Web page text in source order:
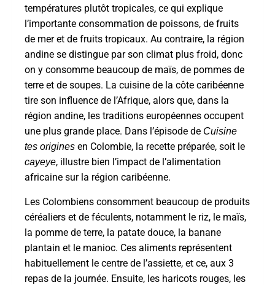
températures plutôt tropicales, ce qui explique
l’importante consommation de poissons, de fruits
de mer et de fruits tropicaux. Au contraire, la région
andine se distingue par son climat plus froid, donc
on y consomme beaucoup de maïs, de pommes de
terre et de soupes. La cuisine de la côte caribéenne
tire son influence de l’Afrique, alors que, dans la
région andine, les traditions européennes occupent
une plus grande place. Dans l’épisode de Cuisine
tes origines en Colombie, la recette préparée, soit le
cayeye, illustre bien l’impact de l’alimentation
africaine sur la région caribéenne.
Les Colombiens consomment beaucoup de produits
céréaliers et de féculents, notamment le riz, le maïs,
la pomme de terre, la patate douce, la banane
plantain et le manioc. Ces aliments représentent
habituellement le centre de l’assiette, et ce, aux 3
repas de la journée. Ensuite, les haricots rouges, les